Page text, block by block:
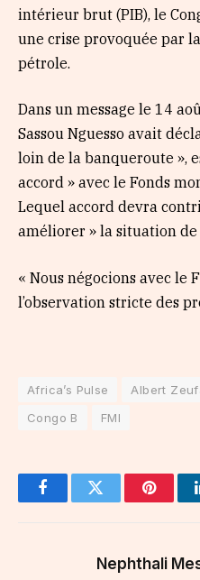
intérieur brut (PIB), le
une crise provoquée par
pétrole.
Dans un message le 14
Sassou Nguesso avait
loin de la banqueroute »,
accord » avec le Fonds
Lequel accord devra
améliorer » la situation de
« Nous négocions avec le
l’observation stricte des
Africa’s Pulse Albert
Congo B
FMI
FacebookTwitter
Nephthali